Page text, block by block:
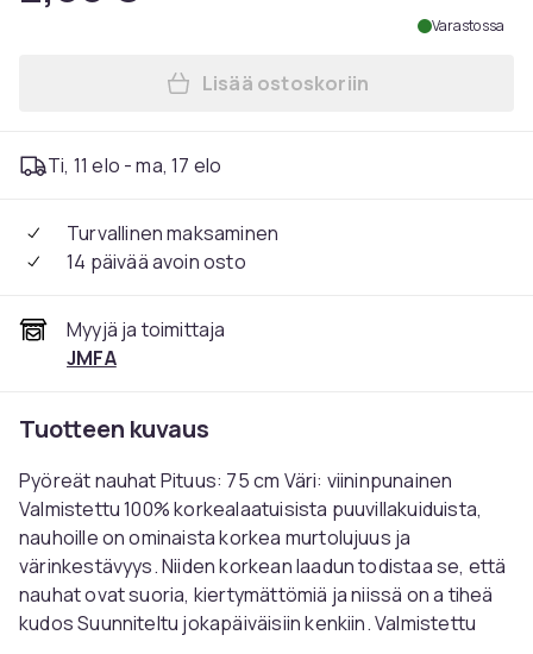
Varastossa
Lisää Kestävät Kaps
Lisää ostoskoriin
Ti, 11 elo - ma, 17 elo
Turvallinen maksaminen
14 päivää avoin osto
Myyjä ja toimittaja
JMFA
Tuotteen kuvaus
Pyöreät nauhat Pituus: 75 cm Väri: viininpunainen
Valmistettu 100% korkealaatuisista puuvillakuiduista,
nauhoille on ominaista korkea murtolujuus ja
värinkestävyys. Niiden korkean laadun todistaa se, että
nauhat ovat suoria, kiertymättömiä ja niissä on a tiheä
kudos Suunniteltu jokapäiväisiin kenkiin. Valmistettu